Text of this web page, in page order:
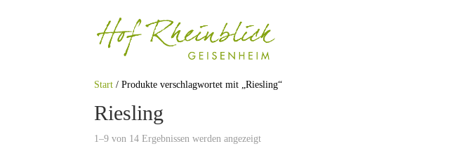
Start / Produkte verschlagwortet mit „Riesling“
Riesling
1–9 von 14 Ergebnissen werden angezeigt